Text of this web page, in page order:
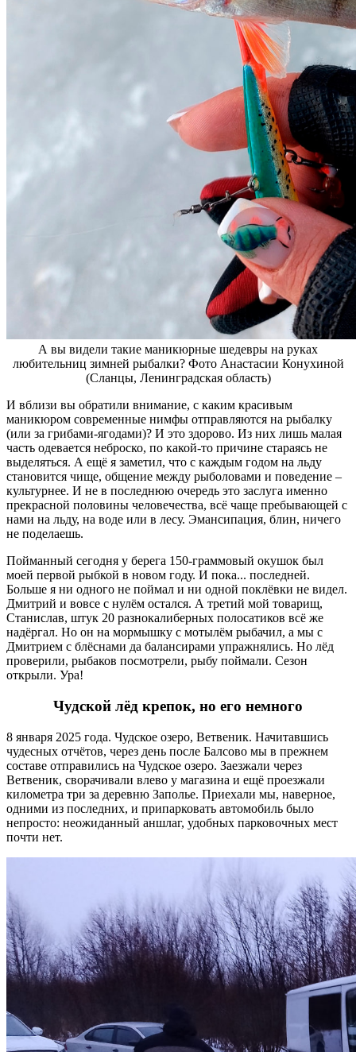
А вы видели такие маникюрные шедевры на руках
любительниц зимней рыбалки? Фото Анастасии Конухиной
(Сланцы, Ленинградская область)
И вблизи вы обратили внимание, с каким красивым
маникюром современные нимфы отправляются на рыбалку
(или за грибами-ягодами)? И это здорово. Из них лишь малая
часть одевается неброско, по какой-то причине стараясь не
выделяться. А ещё я заметил, что с каждым годом на льду
становится чище, общение между рыболовами и поведение –
культурнее. И не в последнюю очередь это заслуга именно
прекрасной половины человечества, всё чаще пребывающей с
нами на льду, на воде или в лесу. Эмансипация, блин, ничего
не поделаешь.
Пойманный сегодня у берега 150-граммовый окушок был
моей первой рыбкой в новом году. И пока... последней.
Больше я ни одного не поймал и ни одной поклёвки не видел.
Дмитрий и вовсе с нулëм остался. А третий мой товарищ,
Станислав, штук 20 разнокалиберных полосатиков всё же
надëргал. Но он на мормышку с мотылëм рыбачил, а мы с
Дмитрием с блëснами да балансирами упражнялись. Но лёд
проверили, рыбаков посмотрели, рыбу поймали. Сезон
открыли. Ура!
Чудской лёд крепок, но его немного
8 января 2025 года. Чудское озеро, Ветвеник. Начитавшись
чудесных отчётов, через день после Балсово мы в прежнем
составе отправились на Чудское озеро. Заезжали через
Ветвеник, сворачивали влево у магазина и ещё проезжали
километра три за деревню Заполье. Приехали мы, наверное,
одними из последних, и припарковать автомобиль было
непросто: неожиданный аншлаг, удобных парковочных мест
почти нет.